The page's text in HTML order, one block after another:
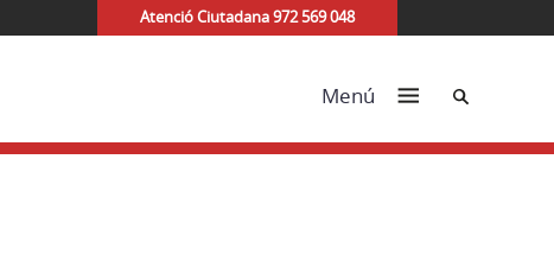
Atenció Ciutadana 972 569 048
Menú Cerca